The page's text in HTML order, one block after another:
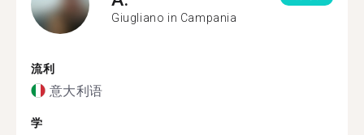
Giugliano in Campania
流利
意大利语
学